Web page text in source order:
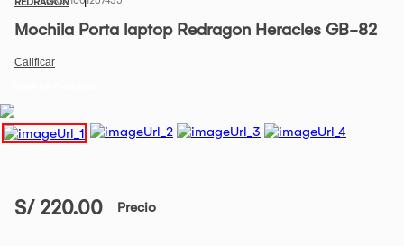
Mochila Porta laptop Redragon Heracles GB-82
S/ 220.00 Precio